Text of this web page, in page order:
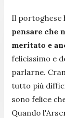
Il portoghese
pensare che
meritato e
felicissimo e
parlarne.
tutto più
sono felice
Quando